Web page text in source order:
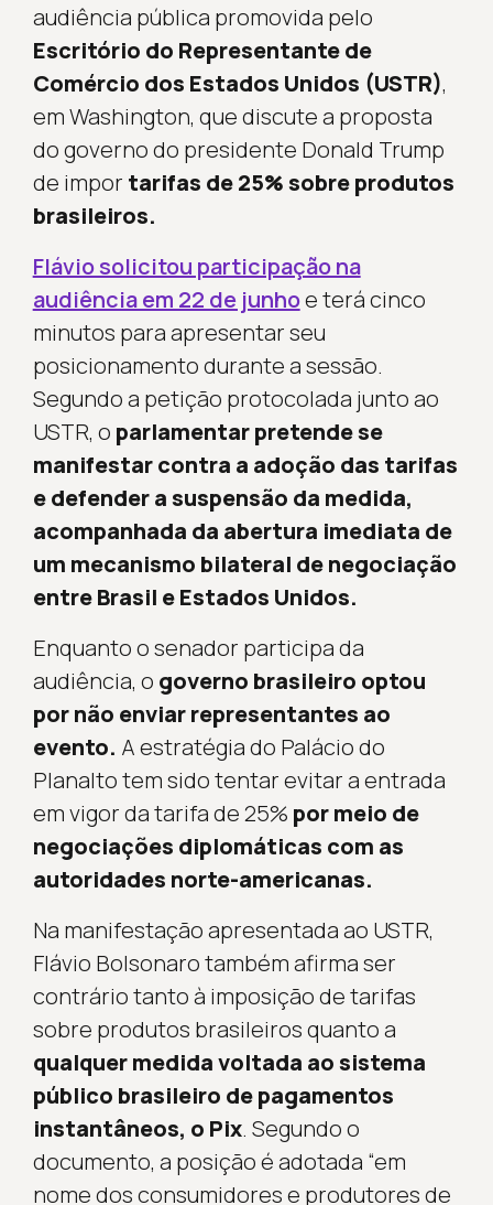
audiência pública promovida pelo
Escritório do Representante de
Comércio dos Estados Unidos (USTR),
em Washington, que discute a proposta
do governo do presidente Donald Trump
de impor tarifas de 25% sobre produtos
brasileiros.
Flávio solicitou participação na
audiência em 22 de junhoe terá cinco
minutos para apresentar seu
posicionamento durante a sessão.
Segundo a petição protocolada junto ao
USTR, o parlamentar pretende se
manifestar contra a adoção das tarifas
e defender a suspensão da medida,
acompanhada da abertura imediata de
um mecanismo bilateral de negociação
entre Brasil e Estados Unidos.
Enquanto o senador participa da
audiência, o governo brasileiro optou
por não enviar representantes ao
evento. A estratégia do Palácio do
Planalto tem sido tentar evitar a entrada
em vigor da tarifa de 25% por meio de
negociações diplomáticas com as
autoridades norte-americanas.
Na manifestação apresentada ao USTR,
Flávio Bolsonaro também afirma ser
contrário tanto à imposição de tarifas
sobre produtos brasileiros quanto a
qualquer medida voltada ao sistema
público brasileiro de pagamentos
instantâneos, o Pix. Segundo o
documento, a posição é adotada “em
nome dos consumidores e produtores de